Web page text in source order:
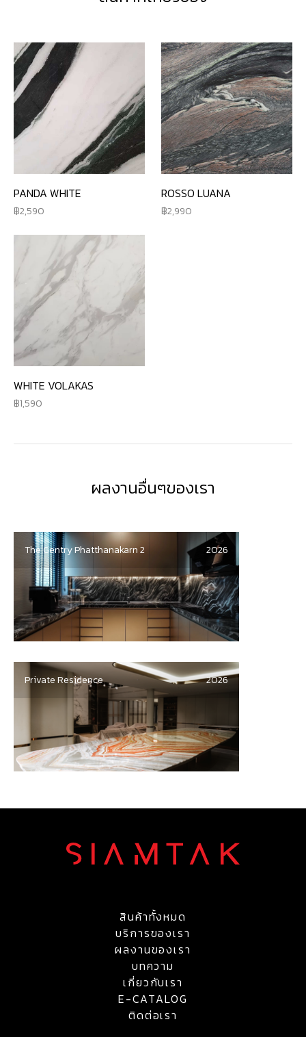
PANDA WHITE
2,590
ROSSO LUANA
2,990
WHITE VOLAKAS
1,590
ผลงานอื่นๆของเรา
The Gentry Phatthanakarn 2 2026
Private Residence 2026
สินค้าทั้งหมด
บริการของเรา
ผลงานของเรา
บทความ
เกี่ยวกับเรา
E-CATALOG
ติดต่อเรา